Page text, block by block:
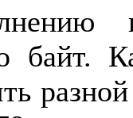
байт.